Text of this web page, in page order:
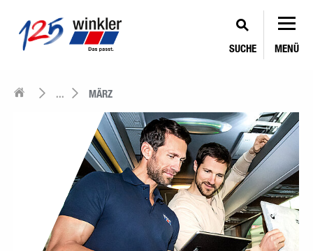
SUCHE MENÜ
... MÄRZ